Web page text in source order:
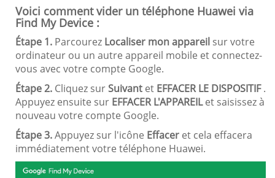
Voici comment vider un téléphone Huawei via
Find My Device :
Étape 1. Parcourez Localiser mon appareil sur votre
ordinateur ou un autre appareil mobile et connectez-
vous avec votre compte Google.
Étape 2. Cliquez surSuivant et EFFACER LE DISPOSITIF.
Appuyez ensuite sur EFFACER L'APPAREILet saisissez à
nouveau votre compte Google.
Étape 3.Appuyez sur l'icône Effacer et cela effacera
immédiatement votre téléphone Huawei.